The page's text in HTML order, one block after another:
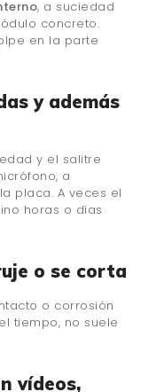
, a suciedad
concreto.
en la parte
y además
y el salitre
a
placa. A veces el
horas o días
o se corta
o corrosión
tiempo, no suele
vídeos,